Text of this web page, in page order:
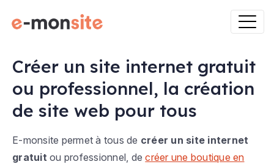
Créer un site internet gratuit
ou professionnel, la création
de site web pour tous
E-monsite permet à tous de créer un site internet
gratuit ou professionnel, decréer une boutique en